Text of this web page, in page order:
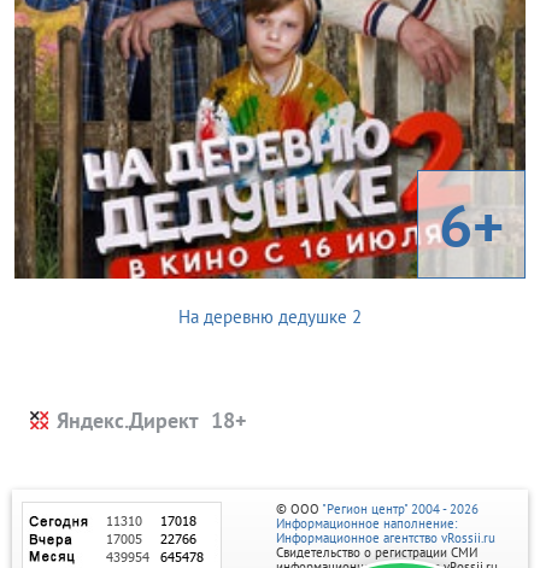
6+
На деревню дедушке 2
Яндекс.Директ
© ООО "Регион центр" 2004 - 2026
Информационное наполнение:
Информационное агентство vRossii.ru
Свидетельство о регистрации СМИ